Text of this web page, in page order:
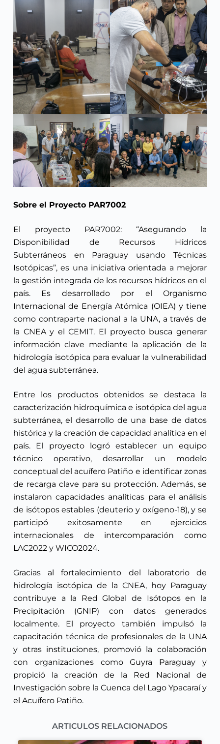
Sobre el Proyecto PAR7002
El proyecto PAR7002: “Asegurando la
Disponibilidad de Recursos Hídricos
Subterráneos en Paraguay usando Técnicas
Isotópicas”, es una iniciativa orientada a mejorar
la gestión integrada de los recursos hídricos en el
país. Es desarrollado por el Organismo
Internacional de Energía Atómica (OIEA) y tiene
como contraparte nacional a la UNA, a través de
la CNEA y el CEMIT. El proyecto busca generar
información clave mediante la aplicación de la
hidrología isotópica para evaluar la vulnerabilidad
del agua subterránea.
Entre los productos obtenidos se destaca la
caracterización hidroquímica e isotópica del agua
subterránea, el desarrollo de una base de datos
histórica y la creación de capacidad analítica en el
país. El proyecto logró establecer un equipo
técnico operativo, desarrollar un modelo
conceptual del acuífero Patiño e identificar zonas
de recarga clave para su protección. Además, se
instalaron capacidades analíticas para el análisis
de isótopos estables (deuterio y oxígeno-18), y se
participó exitosamente en ejercicios
internacionales de intercomparación como
LAC2022 y WICO2024.
Gracias al fortalecimiento del laboratorio de
hidrología isotópica de la CNEA, hoy Paraguay
contribuye a la Red Global de Isótopos en la
Precipitación (GNIP) con datos generados
localmente. El proyecto también impulsó la
capacitación técnica de profesionales de la UNA
y otras instituciones, promovió la colaboración
con organizaciones como Guyra Paraguay y
propició la creación de la Red Nacional de
Investigación sobre la Cuenca del Lago Ypacaraí y
el Acuífero Patiño.
ARTICULOS RELACIONADOS